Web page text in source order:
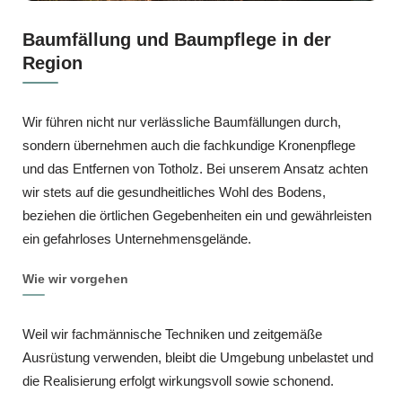
Baumfällung und Baumpflege in der
Region
Wir führen nicht nur verlässliche Baumfällungen durch,
sondern übernehmen auch die fachkundige Kronenpflege
und das Entfernen von Totholz. Bei unserem Ansatz achten
wir stets auf die gesundheitliches Wohl des Bodens,
beziehen die örtlichen Gegebenheiten ein und gewährleisten
ein gefahrloses Unternehmensgelände.
Wie wir vorgehen
Weil wir fachmännische Techniken und zeitgemäße
Ausrüstung verwenden, bleibt die Umgebung unbelastet und
die Realisierung erfolgt wirkungsvoll sowie schonend.